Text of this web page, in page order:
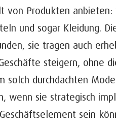
von Produkten anbieten:
und sogar Kleidung.
sie tragen auch
steigern, ohne
solch durchdachten
wenn sie strategisch
sein